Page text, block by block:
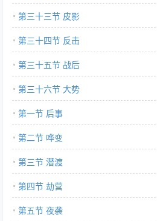
第三十三节 皮影
第三十四节 反击
第三十五节 战后
第三十六节 大势
第一节 后事
第二节 哗变
第三节 潜渡
第四节 劫营
第五节 夜袭